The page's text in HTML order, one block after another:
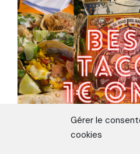
Gérer le
cookies